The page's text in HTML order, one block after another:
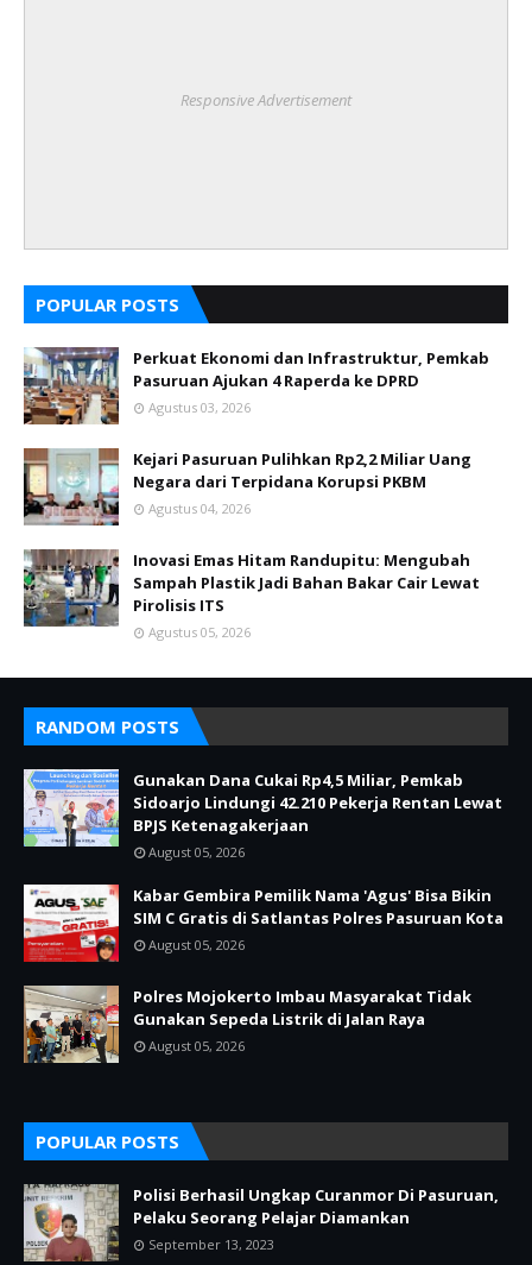
Responsive Advertisement
POPULAR POSTS
Perkuat Ekonomi dan Infrastruktur, Pemkab
Pasuruan Ajukan 4 Raperda ke DPRD
Agustus 03, 2026
Kejari Pasuruan Pulihkan Rp2,2 Miliar Uang
Negara dari Terpidana Korupsi PKBM
Agustus 04, 2026
Inovasi Emas Hitam Randupitu: Mengubah
Sampah Plastik Jadi Bahan Bakar Cair Lewat
Pirolisis ITS
Agustus 05, 2026
RANDOM POSTS
Gunakan Dana Cukai Rp4,5 Miliar, Pemkab
Sidoarjo Lindungi 42.210 Pekerja Rentan Lewat
BPJS Ketenagakerjaan
August 05, 2026
Kabar Gembira Pemilik Nama 'Agus' Bisa Bikin
SIM C Gratis di Satlantas Polres Pasuruan Kota
August 05, 2026
Polres Mojokerto Imbau Masyarakat Tidak
Gunakan Sepeda Listrik di Jalan Raya
August 05, 2026
POPULAR POSTS
Polisi Berhasil Ungkap Curanmor Di Pasuruan,
Pelaku Seorang Pelajar Diamankan
September 13, 2023